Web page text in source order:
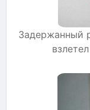
Задержанный